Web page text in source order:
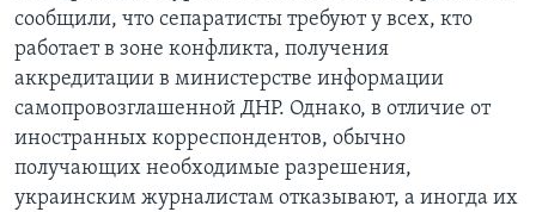
сообщили, что сепаратисты требуют у всех, кто
работает в зоне конфликта, получения
аккредитации в министерстве информации
самопровозглашенной ДНР. Однако, в отличие от
иностранных корреспондентов, обычно
получающих необходимые разрешения,
украинским журналистам отказывают, а иногда их